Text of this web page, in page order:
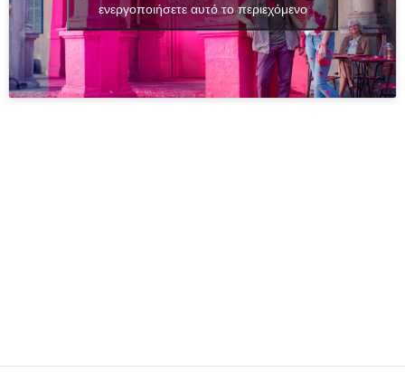
ενεργοποιήσετε αυτό το περιεχόμενο